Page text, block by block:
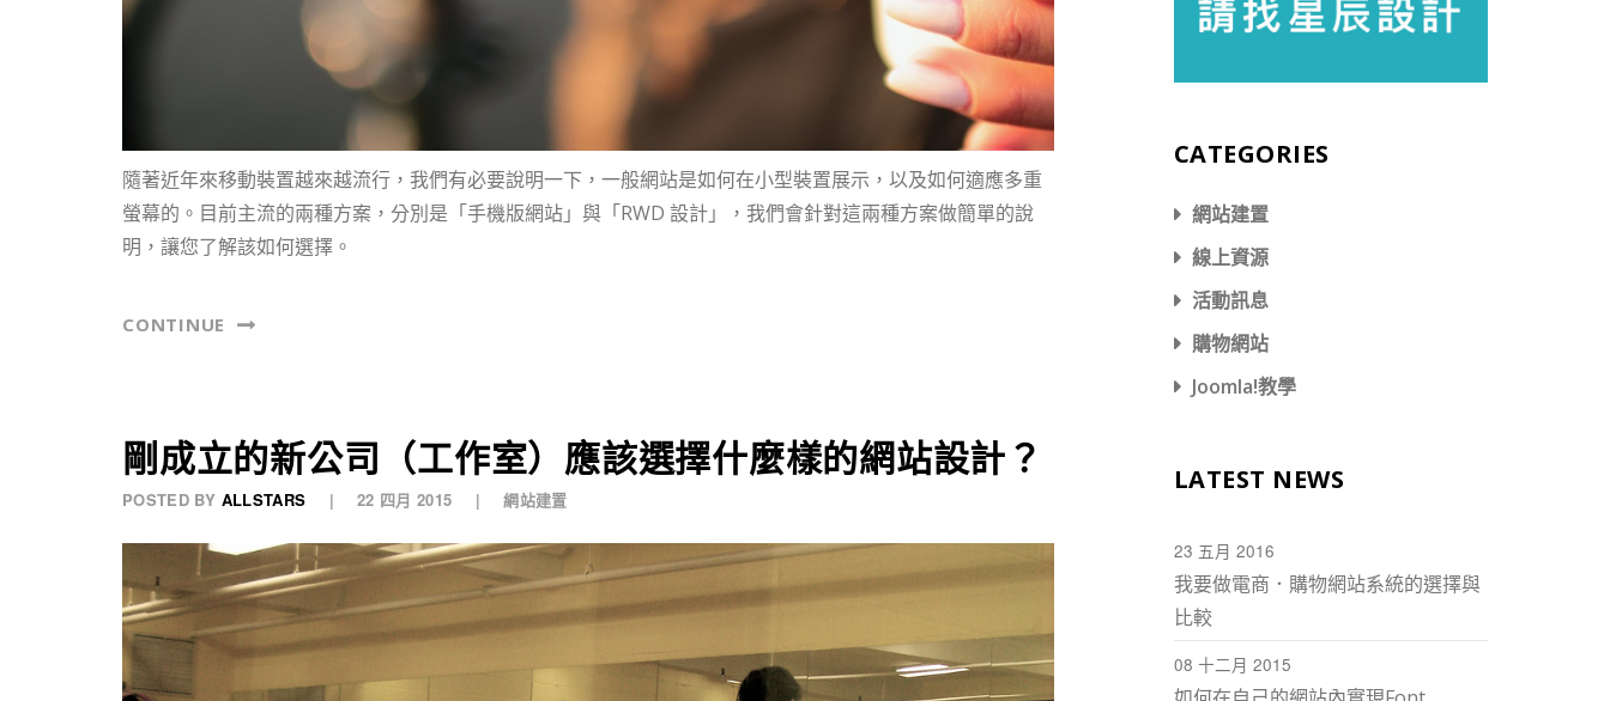
隨著近年來移動裝置越來越流行，我們有必要說明一下，一般網站是如何在小型裝置展示，以及如何適應多重
螢幕的。目前主流的兩種方案，分別是「手機版網站」與「RWD 設計」，我們會針對這兩種方案做簡單的說
明，讓您了解該如何選擇。
CONTINUE
剛成立的新公司（工作室）應該選擇什麼樣的網站設計？
POSTED BY ALLSTARS 22 四月 2015 網站建置
CATEGORIES
網站建置
線上資源
活動訊息
購物網站
Joomla!教學
LATEST NEWS
23 五月 2016
我要做電商．購物網站系統的選擇與
比較
08 十二月 2015